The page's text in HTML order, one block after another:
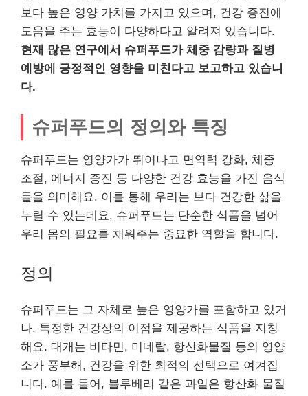
보다 높은 영양 가치를 가지고 있으며, 건강 증진에
도움을 주는 효능이 다양하다고 알려져 있습니다.
현재 많은 연구에서 슈퍼푸드가 체중 감량과 질병
예방에 긍정적인 영향을 미친다고 보고하고 있습니
다.
슈퍼푸드의 정의와 특징
슈퍼푸드는 영양가가 뛰어나고 면역력 강화, 체중
조절, 에너지 증진 등 다양한 건강 효능을 가진 음식
들을 의미해요. 이를 통해 우리는 보다 건강한 삶을
누릴 수 있는데요, 슈퍼푸드는 단순한 식품을 넘어
우리 몸의 필요를 채워주는 중요한 역할을 합니다.
정의
슈퍼푸드는 그 자체로 높은 영양가를 포함하고 있거
나, 특정한 건강상의 이점을 제공하는 식품을 지칭
해요. 대개는 비타민, 미네랄, 항산화물질 등의 영양
소가 풍부해, 건강을 위한 최적의 선택으로 여겨집
니다. 예를 들어, 블루베리 같은 과일은 항산화 물질